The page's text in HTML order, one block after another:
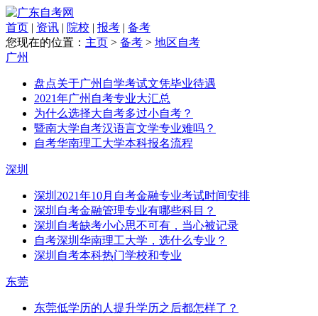
首页 | 资讯 | 院校 | 报考 | 备考
您现在的位置： 主页 > 备考 > 地区自考
广州
盘点关于广州自学考试文凭毕业待遇
2021年广州自考专业大汇总
为什么选择大自考多过小自考？
暨南大学自考汉语言文学专业难吗？
自考华南理工大学本科报名流程
深圳
深圳2021年10月自考金融专业考试时间安排
深圳自考金融管理专业有哪些科目？
深圳自考缺考小心思不可有，当心被记录
自考深圳华南理工大学，选什么专业？
深圳自考本科热门学校和专业
东莞
东莞低学历的人提升学历之后都怎样了？